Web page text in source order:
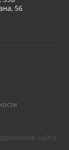
56
сайта -